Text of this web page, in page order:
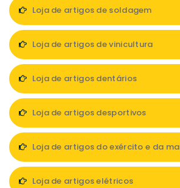
Loja de artigos de soldagem
Loja de artigos de vinicultura
Loja de artigos dentários
Loja de artigos desportivos
Loja de artigos do exército e da
Loja de artigos elétricos